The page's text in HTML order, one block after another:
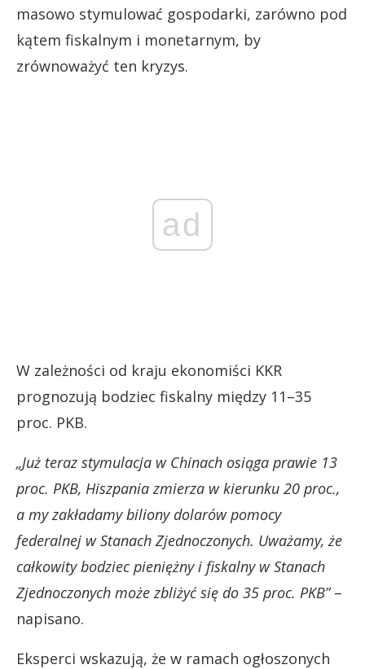
masowo stymulować gospodarki, zarówno pod
kątem fiskalnym i monetarnym, by
zrównoważyć ten kryzys.
ad
W zależności od kraju ekonomiści KKR
prognozują bodziec fiskalny między 11–35
proc. PKB.
„Już teraz stymulacja w Chinach osiąga prawie 13
proc. PKB, Hiszpania zmierza w kierunku 20 proc.,
a my zakładamy biliony dolarów pomocy
federalnej w Stanach Zjednoczonych. Uważamy, że
całkowity bodziec pieniężny i fiskalny w Stanach
Zjednoczonych może zbliżyć się do 35 proc. PKB”–
napisano.
Eksperci wskazują, że w ramach ogłoszonych